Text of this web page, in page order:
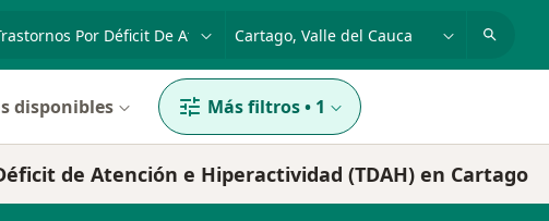
enfermedad o nombre
disponibles Más filtros• 1
de Atención e Hiperactividad (TDAH) en Cartago